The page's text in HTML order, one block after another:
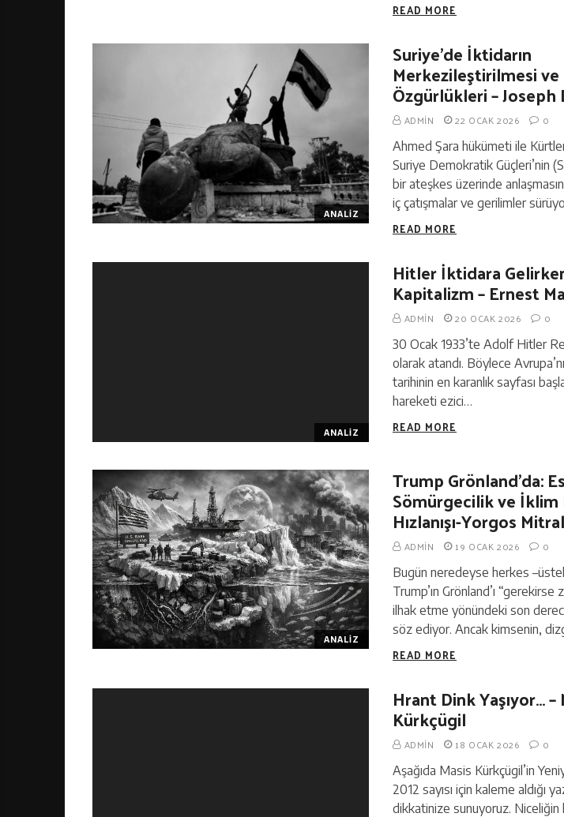
READ MORE
ANALIZ
Suriye’de İktidarın
Merkezileştirilmesi ve
Özgürlükleri – Joseph
ADMIN 22 OCAK 2026 0
Ahmed Şara hükümeti ile
Suriye Demokratik Güçleri’nin
bir ateşkes üzerinde
iç çatışmalar ve gerilimler
READ MORE
ANALIZ
Hitler İktidara
Kapitalizm – Ernest
ADMIN 20 OCAK 2026 0
30 Ocak 1933’te Adolf Hitler
olarak atandı. Böylece
tarihinin en karanlık sayfası
hareketi ezici…
READ MORE
ANALIZ
Trump Grönland’da:
Sömürgecilik ve
Hızlanışı-Yorgos
ADMIN 19 OCAK 2026 0
Bugün neredeyse herkes
Trump’ın Grönland’ı
ilhak etme yönündeki son
söz ediyor. Ancak kimsenin,
READ MORE
Hrant Dink Yaşıyor… –
Kürkçügil
ADMIN 18 OCAK 2026 0
Aşağıda Masis Kürkçügil’in
2012 sayısı için kaleme aldığı
dikkatinize sunuyoruz. Niceliğin